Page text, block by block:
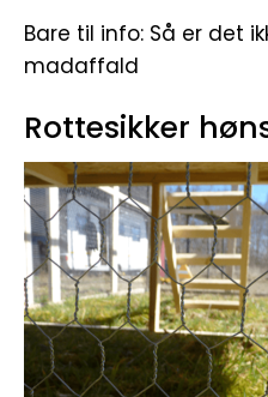
Bare til info: Så er det
madaffald
Rottesikker